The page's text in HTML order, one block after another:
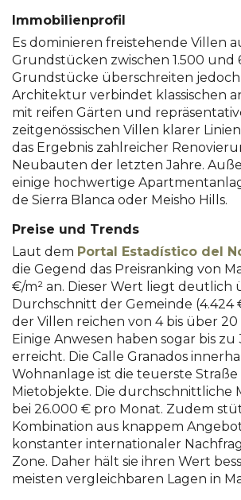
Immobilienprofil
Es dominieren freistehende Villen
Grundstücken zwischen 1.500 und
Grundstücke überschreiten jedoch
Architektur verbindet klassischen
mit reifen Gärten und
zeitgenössischen Villen klarer
das Ergebnis zahlreicher
Neubauten der letzten Jahre.
einige hochwertige
de Sierra Blanca oder Meisho Hills.
Preise und Trends
Laut dem Portal Estadístico del
die Gegend das Preisranking von
€/m² an. Dieser Wert liegt deutlich
Durchschnitt der Gemeinde (4.424
der Villen reichen von 4 bis über
Einige Anwesen haben sogar bis
erreicht. Die Calle Granados
Wohnanlage ist die teuerste Straße
Mietobjekte. Die durchschnittliche
bei 26.000 € pro Monat. Zudem
Kombination aus knappem
konstanter internationaler
Zone. Daher hält sie ihren Wert
meisten vergleichbaren Lagen in